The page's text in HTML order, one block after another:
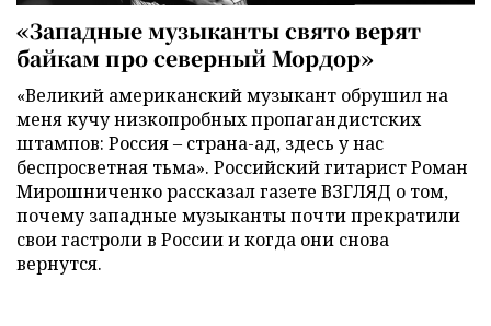
«Западные музыканты свято верят
байкам про северный Мордор»
«Великий американский музыкант обрушил на
меня кучу низкопробных пропагандистских
штампов: Россия – страна-ад, здесь у нас
беспросветная тьма». Российский гитарист Роман
Мирошниченко рассказал газете ВЗГЛЯД о том,
почему западные музыканты почти прекратили
свои гастроли в России и когда они снова
вернутся.